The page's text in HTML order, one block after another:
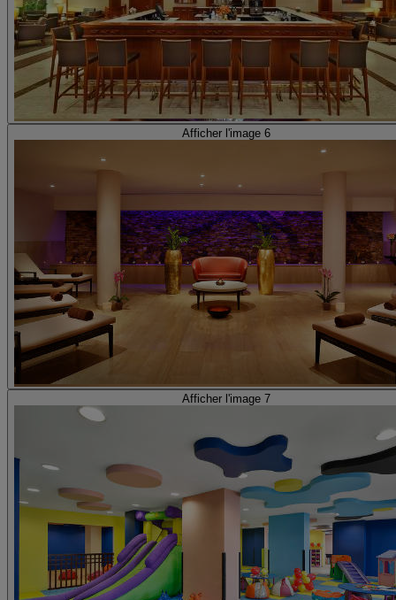
Afficher l'image 6
Afficher l'image 7